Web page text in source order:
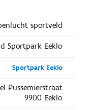
sportveld
Sportpark Eeklo
Sportpark Eeklo
Pussemierstraat
9900 Eeklo